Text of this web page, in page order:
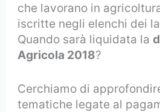
che lavorano in
iscritte negli elenchi dei
Quando sarà liquidata la
Agricola 2018?
Cerchiamo di
tematiche legate al